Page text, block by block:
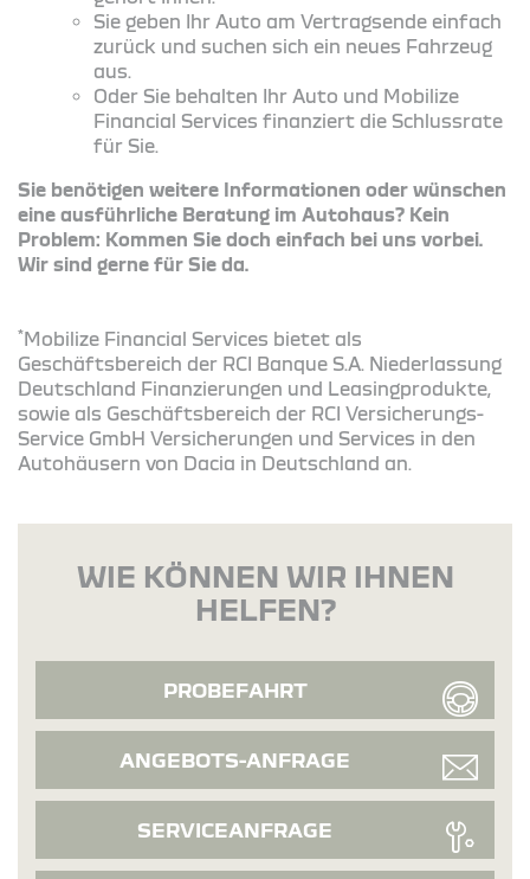
Sie geben Ihr Auto am Vertragsende einfach
zurück und suchen sich ein neues Fahrzeug
aus.
Oder Sie behalten Ihr Auto und Mobilize
Financial Services finanziert die Schlussrate
für Sie.
Sie benötigen weitere Informationen oder wünschen
eine ausführliche Beratung im Autohaus? Kein
Problem: Kommen Sie doch einfach bei uns vorbei.
Wir sind gerne für Sie da.
*Mobilize Financial Services bietet als
Geschäftsbereich der RCI Banque S.A. Niederlassung
Deutschland Finanzierungen und Leasingprodukte,
sowie als Geschäftsbereich der RCI Versicherungs-
Service GmbH Versicherungen und Services in den
Autohäusern von Dacia in Deutschland an.
WIE KÖNNEN WIR IHNEN
HELFEN?
PROBEFAHRT
ANGEBOTS-ANFRAGE
SERVICEANFRAGE